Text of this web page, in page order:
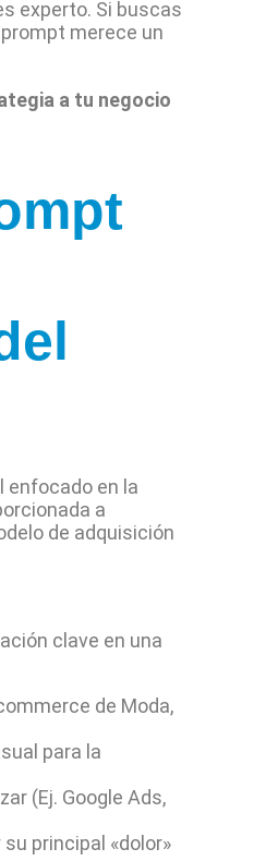
experto. Si buscas
merece un
a tu negocio
en la
a
de adquisición
clave en una
de Moda,
para la
(Ej. Google Ads,
principal «dolor»